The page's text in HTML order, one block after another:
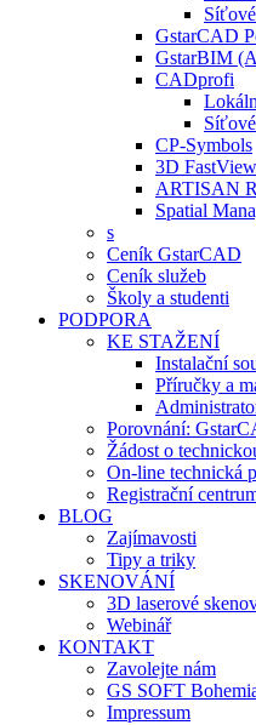
GstarCAD
GstarBIM
CADprofi
CP-Symbols
3D FastView
ARTISAN
Spatial
s
Ceník GstarCAD
Ceník služeb
Školy a studenti
PODPORA
KE STAŽENÍ
Instalační
Příručky a
Porovnání:
Žádost o
On-line technická
Registrační
BLOG
Zajímavosti
Tipy a triky
SKENOVÁNÍ
3D laserové
Webinář
KONTAKT
Zavolejte nám
GS SOFT
Impressum